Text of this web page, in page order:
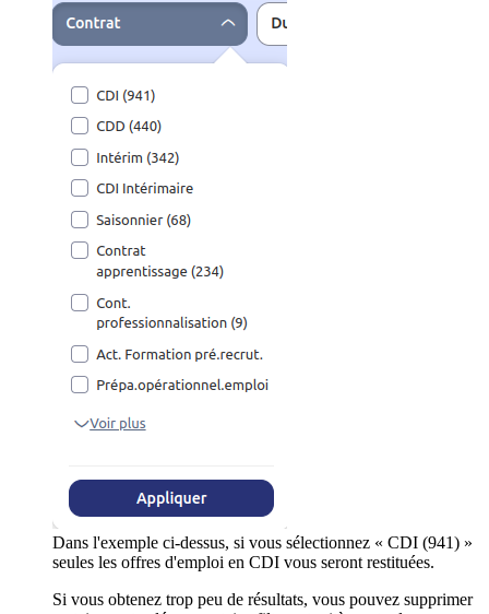
Dans l'exemple ci-dessus, si vous sélectionnez « CDI (941) »
seules les offres d'emploi en CDI vous seront restituées.
Si vous obtenez trop peu de résultats, vous pouvez supprimer